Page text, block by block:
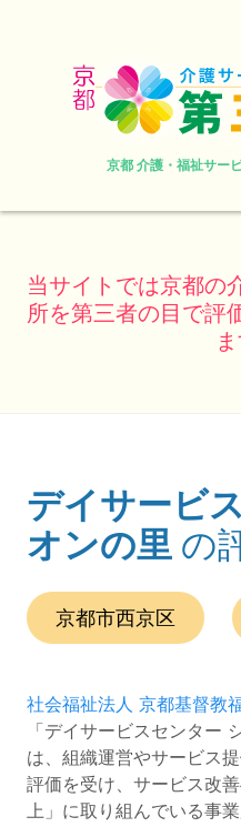
京都 介護・福祉サー
当サイトでは京都の
所を第三者の目で評
ま
(ページのタイトル)
デイサービ
オンの里 の
この事業所の所在エリアは
京都市西京区
社会福祉法人 京都基督教
「デイサービスセンター
は、組織運営やサービス
評価を受け、サービス改
上」に取り組んでいる事業